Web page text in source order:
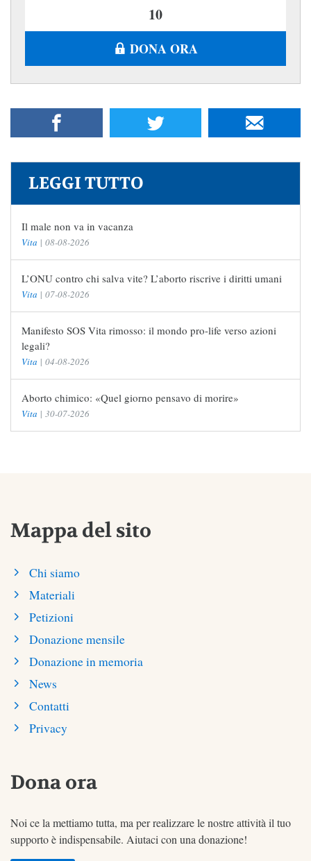
DONA ORA
LEGGI TUTTO
Il male non va in vacanza
Vita | 08-08-2026
L’ONU contro chi salva vite? L’aborto riscrive i diritti umani
Vita | 07-08-2026
Manifesto SOS Vita rimosso: il mondo pro-life verso azioni
legali?
Vita | 04-08-2026
Aborto chimico: «Quel giorno pensavo di morire»
Vita | 30-07-2026
Mappa del sito
Chi siamo
Materiali
Petizioni
Donazione mensile
Donazione in memoria
News
Contatti
Privacy
Dona ora
Noi ce la mettiamo tutta, ma per realizzare le nostre attività il tuo
supporto è indispensabile. Aiutaci con una donazione!